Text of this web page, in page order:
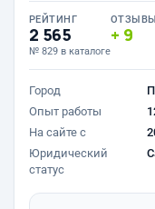
РЕЙТИНГ
2 565
№ 829 в каталоге
ОТЗЫВЫ
9
Город
Опыт работы
На сайте с
Юридический
статус